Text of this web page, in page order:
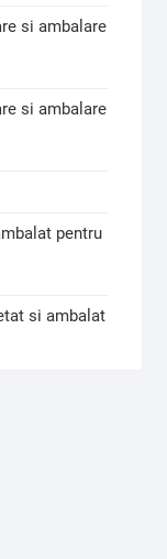
si ambalare
si ambalare
pentru
si ambalat